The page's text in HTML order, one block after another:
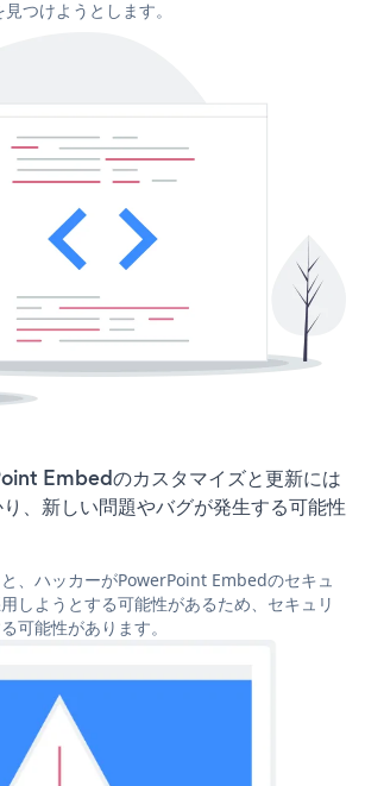
つけようとします。
Embedのカスタマイズと更新には
、新しい問題やバグが発生する可能性
、ハッカーがPowerPoint Embedのセキュ
しようとする可能性があるため、セキュリ
可能性があります。